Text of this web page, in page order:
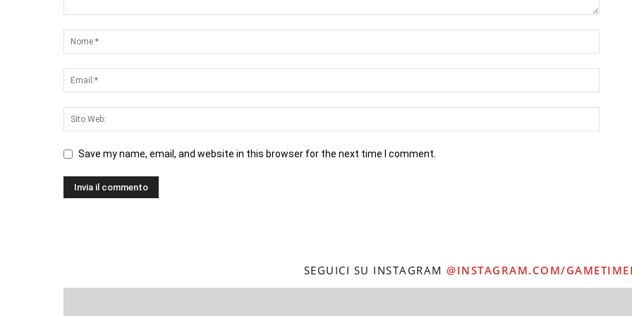
Save my name, email, and website in this browser for the next time I comment.
SEGUICI SU INSTAGRAM @INSTAGRAM.COM/